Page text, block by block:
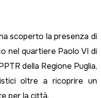
scoperto la presenza di
nel quartiere Paolo VI di
della Regione Puglia,
oltre a ricoprire un
per la città.